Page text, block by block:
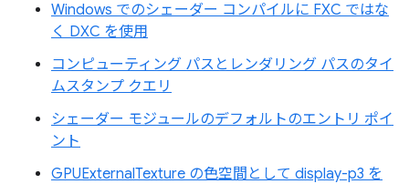
Windows でのシェーダー コンパイルに FXC ではな
く DXC を使用
コンピューティング パスとレンダリング パスのタイ
ムスタンプ クエリ
シェーダー モジュールのデフォルトのエントリ ポイ
ント
GPUExternalTexture の色空間として display-p3 を